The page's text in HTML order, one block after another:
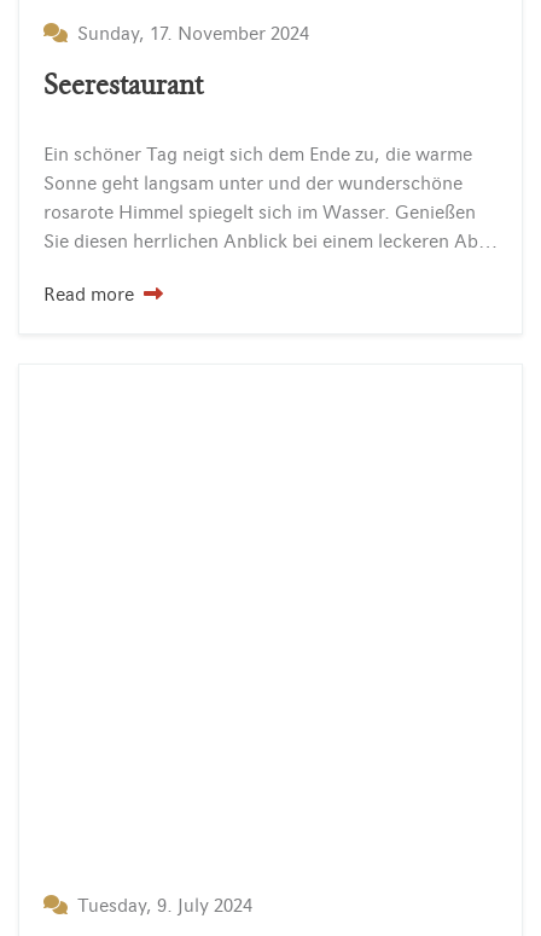
Sunday, 17. November 2024
Seerestaurant
Ein schöner Tag neigt sich dem Ende zu, die warme
Sonne geht langsam unter und der wunderschöne
rosarote Himmel spiegelt sich im Wasser. Genießen
Sie diesen herrlichen Anblick bei einem leckeren Abendessen auf unserer Seeterrasse! Doch nicht nur das Abendessen…
Read more
Tuesday, 9. July 2024